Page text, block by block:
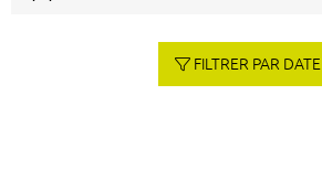
FILTRER PAR DATE